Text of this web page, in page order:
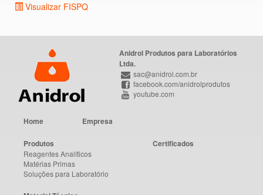
Visualizar FISPQ
Anidrol Produtos para Laboratórios
Ltda.
sac@anidrol.com.br
facebook.com/anidrolprodutos
youtube.com
Home Empresa
Produtos
Reagentes Analíticos
Matérias Primas
Soluções para Laboratório
Certificados